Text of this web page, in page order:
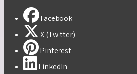
Facebook
X (Twitter)
Pinterest
LinkedIn